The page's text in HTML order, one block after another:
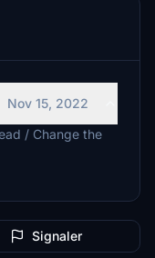
Nov 15, 2022
/ Change the
Signaler